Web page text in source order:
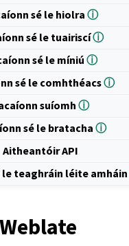
sé le hiolraⓘ
sé le tuairiscíⓘ
sé le míniúⓘ
sé le comhthéacsⓘ
suíomhⓘ
sé le bratachaⓘ
Aitheantóir API
le teaghráin léite amháin